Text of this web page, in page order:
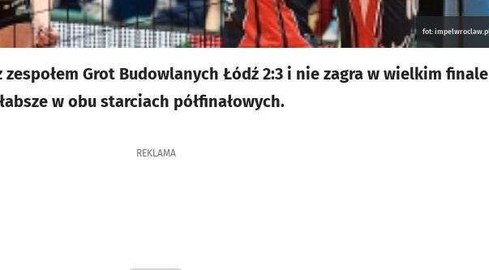
fot: impelwroclaw.pl
zespołem Grot Budowlanych Łódź 2:3 i nie zagra w wielkim finale
w obu starciach półfinałowych.
REKLAMA